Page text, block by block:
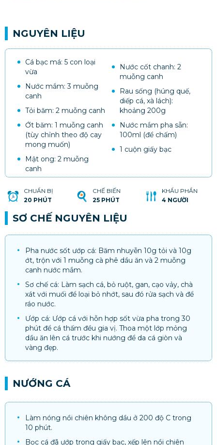
NGUYÊN LIỆU
Cá bạc má: 5 con loại
vừa
Nước mắm: 3 muỗng
canh
Tỏi băm: 2 muỗng canh
Ớt băm: 1 muỗng canh
(tùy chỉnh theo độ cay
mong muốn)
Mật ong: 2 muỗng
canh
Nước cốt chanh: 2
muỗng canh
Rau sống (húng quế,
diếp cá, xà lách):
khoảng 200g
Nước mắm pha sẵn:
100ml (để chấm)
1 cuộn giấy bạc
CHUẨN BỊ
20 PHÚT
CHẾ BIẾN
25 PHÚT
KHẨU PHẦN
4 NGƯỜI
SƠ CHẾ NGUYÊN LIỆU
Pha nước sốt ướp cá: Băm nhuyễn 10g tỏi và 10g
ớt, trộn với 1 muỗng cà phê dầu ăn và 2 muỗng
canh nước mắm.
Sơ chế cá: Làm sạch cá, bỏ ruột, gan, cạo vảy, chà
xát với muối để loại bỏ nhớt, sau đó rửa sạch và để
ráo nước.
Ướp cá: Ướp cá với hỗn hợp sốt vừa pha trong 30
phút để cá thấm đều gia vị. Thoa một lớp mỏng
dầu ăn lên cá trước khi nướng để da cá giòn và
vàng đẹp.
NƯỚNG CÁ
Làm nóng nồi chiên không dầu ở 200 độ C trong
10 phút.
Bọc cá đã ướp trong giấy bạc, xếp lên nồi chiên